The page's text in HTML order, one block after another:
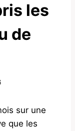
les
de
sur une
que les